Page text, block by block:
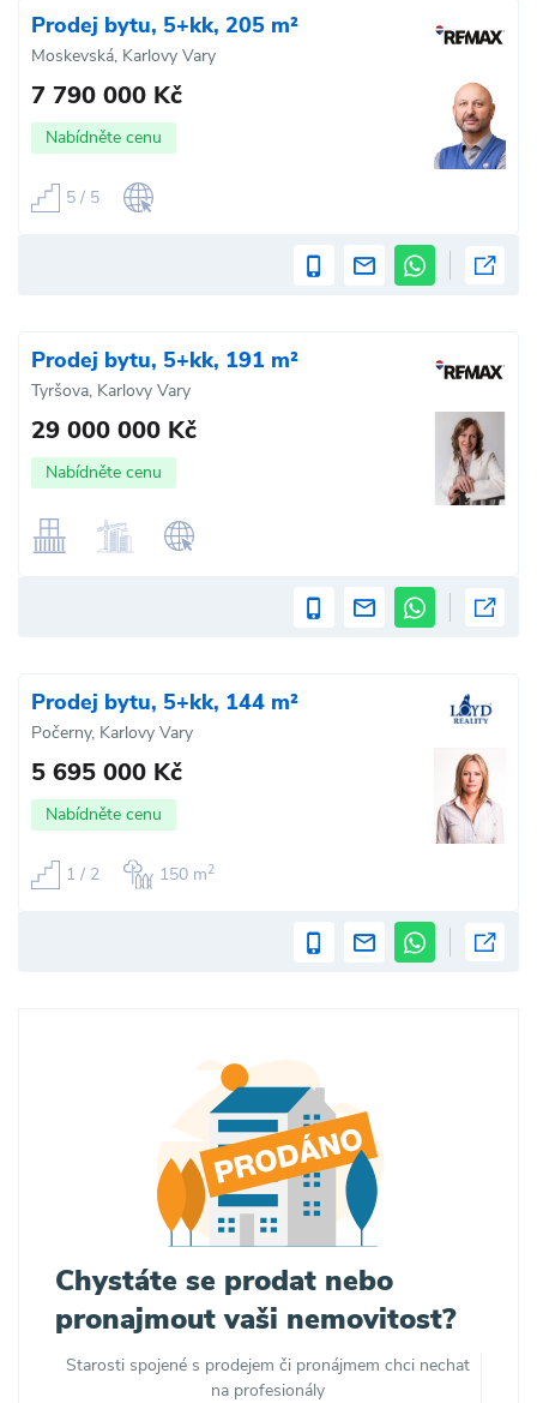
Prodej bytu, 5+kk, 205 m²
Moskevská, Karlovy Vary
7 790 000 Kč
Nabídněte cenu
5 / 5
Prodej bytu, 5+kk, 191 m²
Tyršova, Karlovy Vary
29 000 000 Kč
Nabídněte cenu
Prodej bytu, 5+kk, 144 m²
Počerny, Karlovy Vary
5 695 000 Kč
Nabídněte cenu
1 / 2 150 m2
Chystáte se prodat nebo
pronajmout vaši nemovitost?
Starosti spojené s prodejem či pronájmem chci nechat
na profesionály